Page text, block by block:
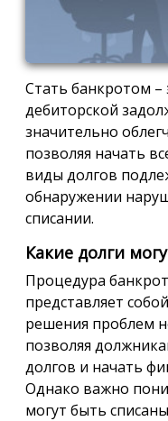
Стать банкротом
дебиторской
значительно
позволяя начать
виды долгов
обнаружении
списании.
Какие долги
Процедура
представляет
решения проблем
позволяя
долгов и начать
Однако важно
могут быть